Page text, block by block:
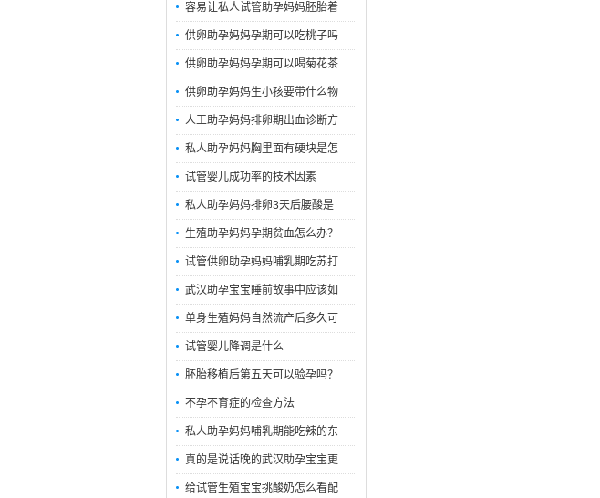
容易让私人试管助孕妈妈胚胎着
供卵助孕妈妈孕期可以吃桃子吗
供卵助孕妈妈孕期可以喝菊花茶
供卵助孕妈妈生小孩要带什么物
人工助孕妈妈排卵期出血诊断方
私人助孕妈妈胸里面有硬块是怎
试管婴儿成功率的技术因素
私人助孕妈妈排卵3天后腰酸是
生殖助孕妈妈孕期贫血怎么办？
试管供卵助孕妈妈哺乳期吃苏打
武汉助孕宝宝睡前故事中应该如
单身生殖妈妈自然流产后多久可
试管婴儿降调是什么
胚胎移植后第五天可以验孕吗？
不孕不育症的检查方法
私人助孕妈妈哺乳期能吃辣的东
真的是说话晚的武汉助孕宝宝更
给试管生殖宝宝挑酸奶怎么看配